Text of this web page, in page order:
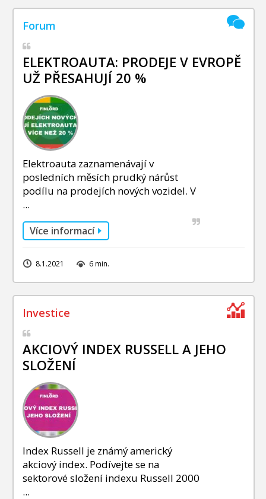
ELEKTROAUTA: PRODEJE V EVROPĚ
UŽ PŘESAHUJÍ 20 %
Elektroauta zaznamenávají v
posledních měsích prudký nárůst
podílu na prodejích nových vozidel. V
...
Více informací
8.1.2021 6 min.
AKCIOVÝ INDEX RUSSELL A JEHO
SLOŽENÍ
Index Russell je známý americký
akciový index. Podívejte se na
sektorové složení indexu Russell 2000
...